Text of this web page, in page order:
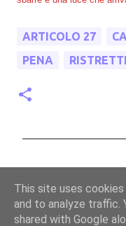
ARTICOLO 27
PENA
RISTRETTI
o
m
m
This site uses
and to analyze traffic.
shared with Google